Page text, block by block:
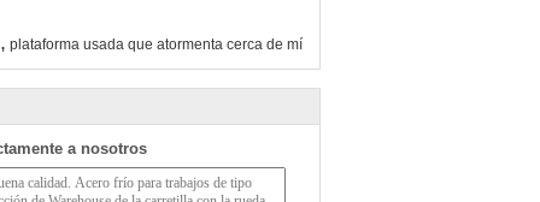
, plataforma usada que atormenta cerca de mí
a nosotros